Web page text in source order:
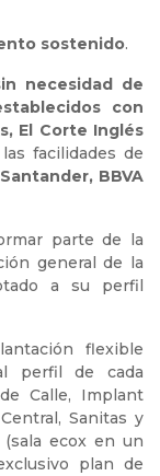
sostenido.
necesidad de
con
El Corte Inglés
facilidades de
BBVA
parte de la
general de la
a su perfil
flexible
perfil de cada
Calle, Implant
Sanitas y
ecox en un
plan de